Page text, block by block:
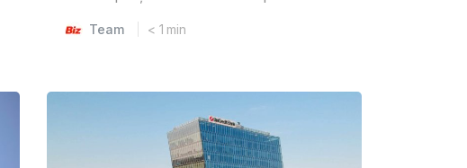
Team < 1 min